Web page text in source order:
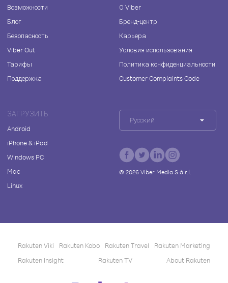
Возможности
Блог
Безопасность
Viber Out
Тарифы
Поддержка
О Viber
Бренд-центр
Карьера
Условия использования
Политика конфиденциальности
Customer Complaints Code
ЗАГРУЗИТЬ
Android
iPhone & iPad
Windows PC
Mac
Linux
Русский
© 2026Viber Media S.à r.l.
Rakuten Viki Rakuten Kobo Rakuten Travel
Rakuten Marketing
Rakuten Insight
Rakuten TV About Rakuten